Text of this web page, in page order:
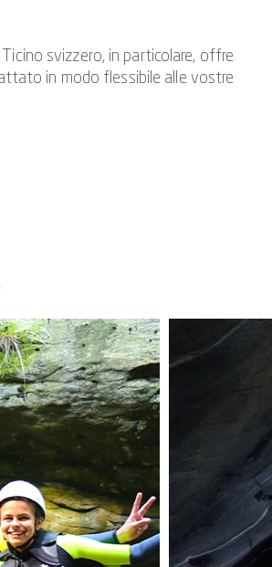
svizzero, in particolare, offre
in modo flessibile alle vostre
esperte guide di canyoning,
del gruppo. Perché dipende
ciò di cui è sicuro.
come evento all'aperto per gruppi